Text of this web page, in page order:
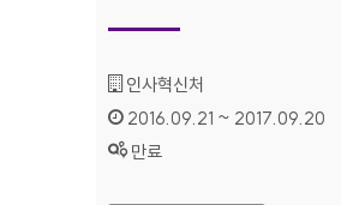
기관명 :
인사혁신처
인증기간 :
2016.09.21 ~ 2017.09.20
상태 :
만료